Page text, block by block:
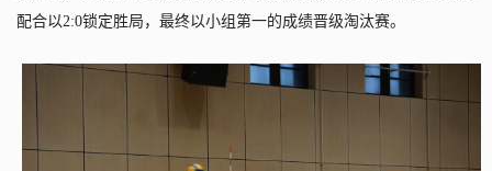
配合以 2:0锁定胜局，最终以小组第一的成绩晋级淘汰赛。